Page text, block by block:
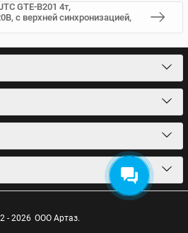
GTE-B201 4т,
с верхней синхронизацией,
- 2026 ООО Артаз.